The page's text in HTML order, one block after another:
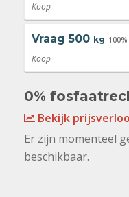
Koop
Vraag 500 kg 100%
Koop
0%
Bekijk
Er zijn momenteel
beschikbaar.